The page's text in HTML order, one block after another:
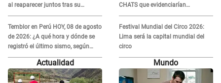
al reaparecer juntos tras su
DOLOROSA separación: “Que
siempre...”
Temblor en Perú HOY, 08 de agosto
de 2026: ¿A qué hora y dónde se
registró el último sismo, según
IGP?
CHATS que evidenciarían
INFIDELIDAD con animador de 'La
Bella Luz': "Se puso..."
Festival Mundial del Circo 2026:
Lima será la capital mundial del
circo
Actualidad Mundo